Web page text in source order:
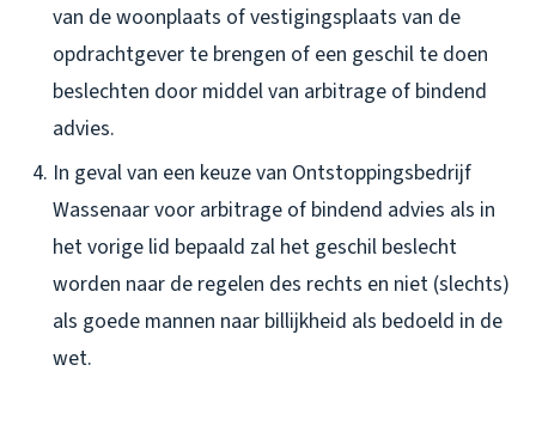
van de woonplaats of vestigingsplaats van de
opdrachtgever te brengen of een geschil te doen
beslechten door middel van arbitrage of bindend
advies.
In geval van een keuze van Ontstoppingsbedrijf
Wassenaar voor arbitrage of bindend advies als in
het vorige lid bepaald zal het geschil beslecht
worden naar de regelen des rechts en niet (slechts)
als goede mannen naar billijkheid als bedoeld in de
wet.